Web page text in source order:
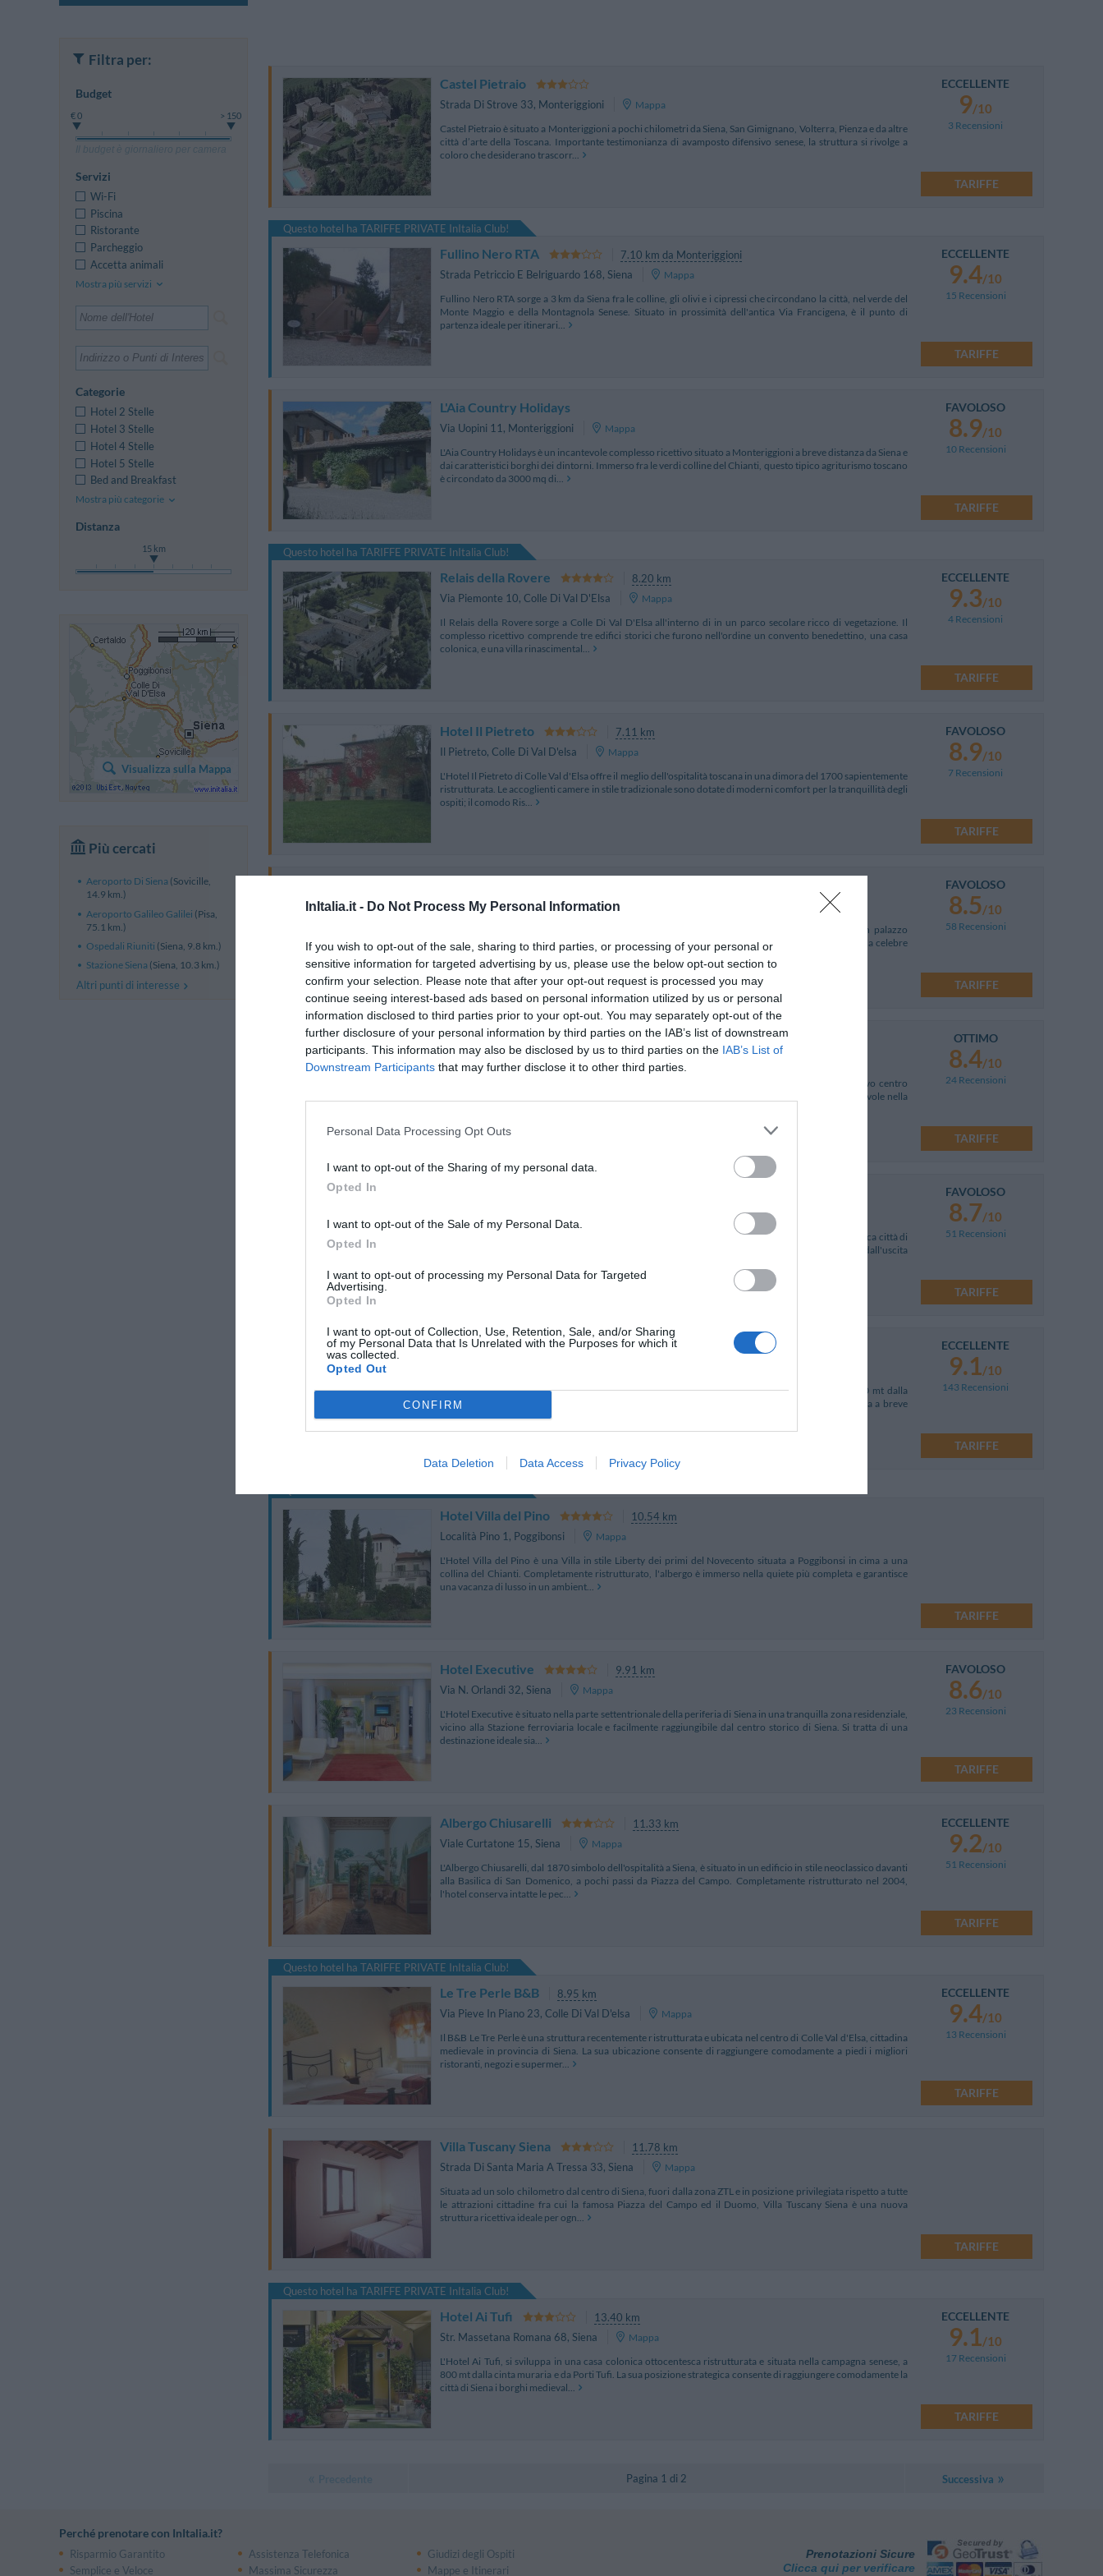
InItalia.it - Do Not Process My Personal Information
If you wish to opt-out of the sale, sharing to third parties, or processing of your personal or
sensitive information for targeted advertising by us, please use the below opt-out section to
confirm your selection. Please note that after your opt-out request is processed you may
continue seeing interest-based ads based on personal information utilized by us or personal
information disclosed to third parties prior to your opt-out. You may separately opt-out of the
further disclosure of your personal information by third parties on the IAB’s list of downstream
participants. This information may also be disclosed by us to third parties on the IAB’s List of
Downstream Participants that may further disclose it to other third parties.
Personal Data Processing Opt Outs
I want to opt-out of the Sharing of my personal data.
Opted In
I want to opt-out of the Sale of my Personal Data.
Opted In
I want to opt-out of processing my Personal Data for Targeted
Advertising.
Opted In
I want to opt-out of Collection, Use, Retention, Sale, and/or Sharing
of my Personal Data that Is Unrelated with the Purposes for which it
was collected.
Opted Out
CONFIRM
Data Deletion Data Access Privacy Policy
Castel Pietraio
Strada Di Strove 33, Monteriggioni
Mappa
Castel Pietraio è situato a Monteriggioni a pochi chilometri da Siena, San Gimignano, Volterra, Pienza e da altre
città d’arte della Toscana. Importante testimonianza di avamposto difensivo senese, la struttura si rivolge a
coloro che desiderano trascorr...
ECCELLENTE
9/10
3 Recensioni
TARIFFE
Questo hotel ha TARIFFE PRIVATE InItalia Club!
Fullino Nero RTA
7.10 km da Monteriggioni
Strada Petriccio E Belriguardo 168, Siena
Mappa
Fullino Nero RTA sorge a 3 km da Siena fra le colline, gli olivi e i cipressi che circondano la città, nel verde del
Monte Maggio e della Montagnola Senese. Situato in prossimità dell'antica Via Francigena, è il punto di
partenza ideale per itinerari...
ECCELLENTE
9.4/10
15 Recensioni
TARIFFE
L'Aia Country Holidays
Via Uopini 11, Monteriggioni
Mappa
L'Aia Country Holidays è un incantevole complesso ricettivo situato a Monteriggioni a breve distanza da Siena e
dai caratteristici borghi dei dintorni. Immerso fra le verdi colline del Chianti, questo tipico agriturismo toscano
è circondato da 3000 mq di...
FAVOLOSO
8.9/10
10 Recensioni
TARIFFE
Questo hotel ha TARIFFE PRIVATE InItalia Club!
Relais della Rovere
8.20 km
Via Piemonte 10, Colle Di Val D'Elsa
Mappa
Il Relais della Rovere sorge a Colle Di Val D'Elsa all'interno di in un parco secolare ricco di vegetazione. Il
complesso ricettivo comprende tre edifici storici che furono nell'ordine un convento benedettino, una casa
colonica, e una villa rinascimental...
ECCELLENTE
9.3/10
4 Recensioni
TARIFFE
Hotel Il Pietreto
7.11 km
Il Pietreto, Colle Di Val D'elsa
Mappa
L'Hotel Il Pietreto di Colle Val d'Elsa offre il meglio dell'ospitalità toscana in una dimora del 1700 sapientemente
ristrutturata. Le accoglienti camere in stile tradizionale sono dotate di moderni comfort per la tranquillità degli
ospiti; il comodo Ris...
FAVOLOSO
8.9/10
7 Recensioni
TARIFFE
Viale Pietriccio E Belriguardo,Siena
L'Hotel Villa Piccola Siena è ubicato a Siena nel cuore della Toscana. La struttura consiste in un palazzo
ottocentesco sapientemente rinnovato ed è l'ideale per raggiungere il centro storico cittadino con la celebre
Piazza del Campo, il Duomo e i princi...
FAVOLOSO
8.5/10
58 Recensioni
TARIFFE
Soggiorno Lo Stellino
8.60 km
Via Fiorentina 95/97
Soggiorno Lo Stellino è un'accogliente struttura ricettiva di Siena, situata a soli 2 km dal suggestivo centro
storico, a breve distanza dalla superstada e dalla Stazione ferroviaria. Ideale per una vacanza piacevole nella
OTTIMO
8.4/10
24 Recensioni
TARIFFE
Il Sangallo Park Hotel vanta una posizione panoramica sulla collina di Vico Alto, alle porte della storica città di
Siena. Immerso nel verde di un ampio giardino, il Sangallo Park Hotel è facilmente raggiungibile dall'uscita
FAVOLOSO
8.7/10
51 Recensioni
TARIFFE
Albergo Minerva
11.29 km
L'Albergo Minerva è situato nel centro storico di Siena, a 10 minuti da Piazza del Campo e a 500 mt dalla
Stazione ferroviaria, in posizione dominante sul panorama della città. L'uscita autostradale si trova a breve
distanza dalla struttura, consentendo...
La struttura vicino Monteriggioni con più giudizi, ben 143!
ECCELLENTE
9.1/10
143 Recensioni
TARIFFE
Hotel Villa del Pino
10.54 km
Località Pino 1, Poggibonsi
Mappa
L'Hotel Villa del Pino è una Villa in stile Liberty dei primi del Novecento situata a Poggibonsi in cima a una
collina del Chianti. Completamente ristrutturato, l'albergo è immerso nella quiete più completa e garantisce
una vacanza di lusso in un ambient...
TARIFFE
Hotel Executive
9.91 km
Via N. Orlandi 32, Siena
Mappa
L'Hotel Executive è situato nella parte settentrionale della periferia di Siena in una tranquilla zona residenziale,
vicino alla Stazione ferroviaria locale e facilmente raggiungibile dal centro storico di Siena. Si tratta di una
destinazione ideale sia...
FAVOLOSO
8.6/10
23 Recensioni
TARIFFE
Albergo Chiusarelli
11.33 km
Viale Curtatone 15, Siena
Mappa
L'Albergo Chiusarelli, dal 1870 simbolo dell'ospitalità a Siena, è situato in un edificio in stile neoclassico davanti
alla Basilica di San Domenico, a pochi passi da Piazza del Campo. Completamente ristrutturato nel 2004,
l'hotel conserva intatte le pec...
ECCELLENTE
9.2/10
51 Recensioni
TARIFFE
Questo hotel ha TARIFFE PRIVATE InItalia Club!
Le Tre Perle B&B
8.95 km
Via Pieve In Piano 23, Colle Di Val D'elsa
Mappa
Il B&B Le Tre Perle è una struttura recentemente ristrutturata e ubicata nel centro di Colle Val d'Elsa, cittadina
medievale in provincia di Siena. La sua ubicazione consente di raggiungere comodamente a piedi i migliori
ristoranti, negozi e supermer...
ECCELLENTE
9.4/10
13 Recensioni
TARIFFE
Villa Tuscany Siena
11.78 km
Strada Di Santa Maria A Tressa 33, Siena
Mappa
Situata ad un solo chilometro dal centro di Siena, fuori dalla zona ZTL e in posizione privilegiata rispetto a tutte
le attrazioni cittadine fra cui la famosa Piazza del Campo ed il Duomo, Villa Tuscany Siena è una nuova
struttura ricettiva ideale per ogn...
TARIFFE
Questo hotel ha TARIFFE PRIVATE InItalia Club!
Hotel Ai Tufi
13.40 km
Str. Massetana Romana 68, Siena
Mappa
L'Hotel Ai Tufi, si sviluppa in una casa colonica ottocentesca ristrutturata e situata nella campagna senese, a
800 mt dalla cinta muraria e da Porti Tufi. La sua posizione strategica consente di raggiungere comodamente la
città di Siena i borghi medieval...
ECCELLENTE
9.1/10
17 Recensioni
TARIFFE
Pagina 1 di 2 Successiva
Filtra per:
Budget
€ 0 > 150
Il budget è giornaliero per camera
Servizi
Wi-Fi
Piscina
Ristorante
Parcheggio
Accetta animali
Mostra più servizi
Categorie
Hotel 2 Stelle
Hotel 3 Stelle
Hotel 4 Stelle
Hotel 5 Stelle
Bed and Breakfast
Mostra più categorie
Distanza
15 km
Visualizza sulla Mappa
Più cercati
Aeroporto Di Siena (Sovicille,
14.9 km.)
Aeroporto Galileo Galilei (Pisa,
75.1 km.)
Ospedali Riuniti (Siena, 9.8 km.)
Stazione Siena (Siena, 10.3 km.)
Altri punti di interesse
Perché prenotare con InItalia.it?
Risparmio Garantito Assistenza Telefonica
Giudizi degli Ospiti
Semplice e Veloce
Massima Sicurezza Mappe e Itinerari
Prenotazioni Sicure
Clicca qui per verificare